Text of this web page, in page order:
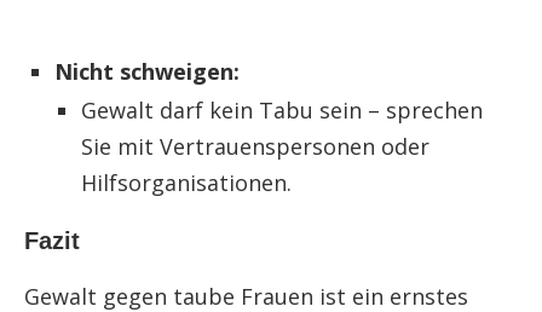
Nicht schweigen:
Gewalt darf kein Tabu sein – sprechen
Sie mit Vertrauenspersonen oder
Hilfsorganisationen.
Fazit
Gewalt gegen taube Frauen ist ein ernstes